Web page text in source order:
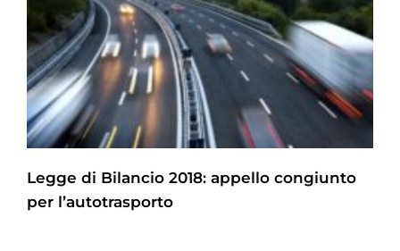
Legge di Bilancio 2018: appello congiunto
per l’autotrasporto